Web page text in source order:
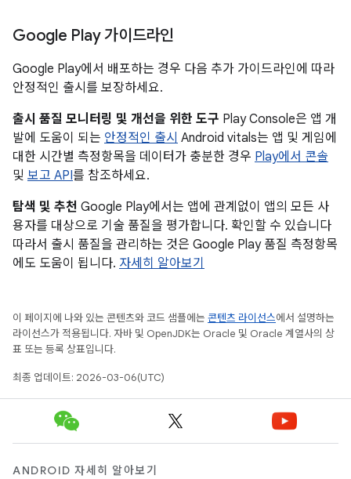
Google Play 가이드라인
Google Play에서 배포하는 경우 다음 추가 가이드라인에 따라
안정적인 출시를 보장하세요.
출시 품질 모니터링 및 개선을 위한 도구 Play Console은 앱 개
발에 도움이 되는 안정적인 출시 Android vitals는 앱 및 게임에
대한 시간별 측정항목을 데이터가 충분한 경우 Play에서 콘솔
및 보고 API를 참조하세요.
탐색 및 추천 Google Play에서는 앱에 관계없이 앱의 모든 사
용자를 대상으로 기술 품질을 평가합니다. 확인할 수 있습니다
따라서 출시 품질을 관리하는 것은 Google Play 품질 측정항목
에도 도움이 됩니다. 자세히 알아보기
이 페이지에 나와 있는 콘텐츠와 코드 샘플에는 콘텐츠 라이선스에서 설명하는
라이선스가 적용됩니다. 자바 및 OpenJDK는 Oracle 및 Oracle 계열사의 상
표 또는 등록 상표입니다.
최종 업데이트: 2026-03-06(UTC)
ANDROID 자세히 알아보기